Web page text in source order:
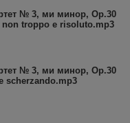
№ 3, ми минор, Op.30
troppo e risoluto.mp3
№ 3, ми минор, Op.30
scherzando.mp3